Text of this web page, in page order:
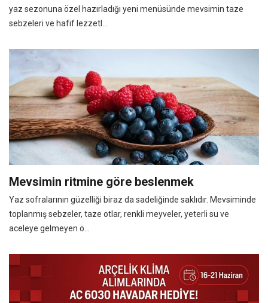
yaz sezonuna özel hazırladığı yeni menüsünde mevsimin taze
sebzeleri ve hafif lezzetl...
Mevsimin ritmine göre beslenmek
Yaz sofralarının güzelliği biraz da sadeliğinde saklıdır. Mevsiminde
toplanmış sebzeler, taze otlar, renkli meyveler, yeterli su ve
aceleye gelmeyen ö...